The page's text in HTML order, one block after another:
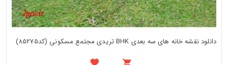
دانلود نقشه خانه های سه بعدی BHK تریدی مجتمع مسکونی (کد85275)